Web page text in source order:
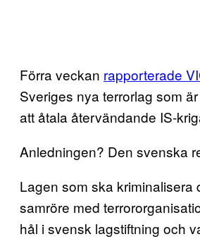
Förra veckan rapporterade
Sveriges nya terrorlag som
att åtala återvändande IS-
Anledningen? Den svenska
Lagen som ska kriminalisera
samröre med
hål i svensk lagstiftning och